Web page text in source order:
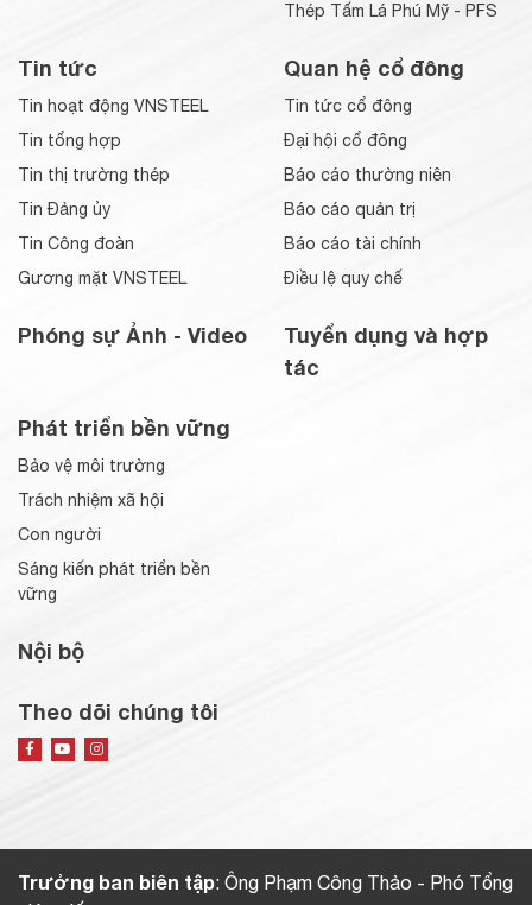
Thép Tấm Lá Phú Mỹ - PFS
Tin tức
Tin hoạt động VNSTEEL
Tin tổng hợp
Tin thị trường thép
Tin Đảng ủy
Tin Công đoàn
Gương mặt VNSTEEL
Phóng sự Ảnh - Video
Quan hệ cổ đông
Tin tức cổ đông
Đại hội cổ đông
Báo cáo thường niên
Báo cáo quản trị
Báo cáo tài chính
Điều lệ quy chế
Tuyển dụng và hợp
tác
Phát triển bền vững
Bảo vệ môi trường
Trách nhiệm xã hội
Con người
Sáng kiến phát triển bền
vững
Nội bộ
Theo dõi chúng tôi
Trưởng ban biên tập: Ông Phạm Công Thảo - Phó Tổng